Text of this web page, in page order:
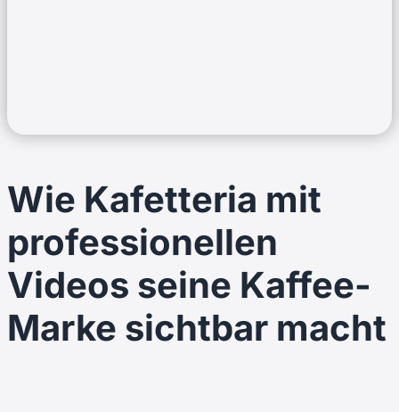
Wie Kafetteria mit
professionellen
Videos seine Kaffee-
Marke sichtbar macht